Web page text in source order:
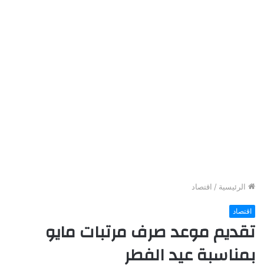
الرئيسية / اقتصاد
اقتصاد
تقديم موعد صرف مرتبات مايو
بمناسبة عيد الفطر